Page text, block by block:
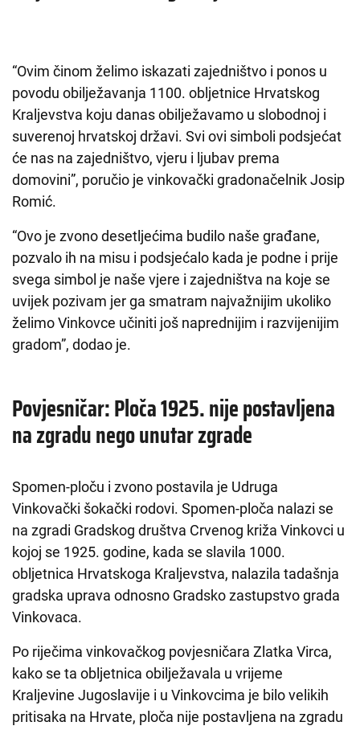
“Ovim činom želimo iskazati zajedništvo i ponos u
povodu obilježavanja 1100. obljetnice Hrvatskog
Kraljevstva koju danas obilježavamo u slobodnoj i
suverenoj hrvatskoj državi. Svi ovi simboli podsjećat
će nas na zajedništvo, vjeru i ljubav prema
domovini”, poručio je vinkovački gradonačelnik Josip
Romić.
“Ovo je zvono desetljećima budilo naše građane,
pozvalo ih na misu i podsjećalo kada je podne i prije
svega simbol je naše vjere i zajedništva na koje se
uvijek pozivam jer ga smatram najvažnijim ukoliko
želimo Vinkovce učiniti još naprednijim i razvijenijim
gradom”, dodao je.
Povjesničar: Ploča 1925. nije postavljena
na zgradu nego unutar zgrade
Spomen-ploču i zvono postavila je Udruga
Vinkovački šokački rodovi. Spomen-ploča nalazi se
na zgradi Gradskog društva Crvenog križa Vinkovci u
kojoj se 1925. godine, kada se slavila 1000.
obljetnica Hrvatskoga Kraljevstva, nalazila tadašnja
gradska uprava odnosno Gradsko zastupstvo grada
Vinkovaca.
Po riječima vinkovačkog povjesničara Zlatka Virca,
kako se ta obljetnica obilježavala u vrijeme
Kraljevine Jugoslavije i u Vinkovcima je bilo velikih
pritisaka na Hrvate, ploča nije postavljena na zgradu